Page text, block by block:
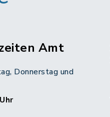
Amt
Donnerstag und